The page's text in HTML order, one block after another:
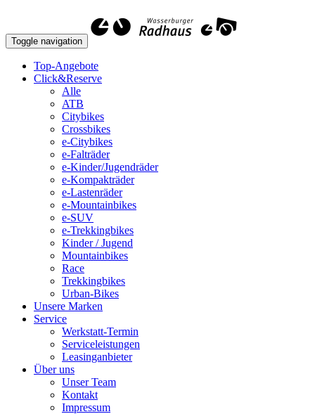
Toggle navigation
Top-Angebote
Click&Reserve
Alle
ATB
Citybikes
Crossbikes
e-Citybikes
e-Falträder
e-Kinder/Jugendräder
e-Kompakträder
e-Lastenräder
e-Mountainbikes
e-SUV
e-Trekkingbikes
Kinder / Jugend
Mountainbikes
Race
Trekkingbikes
Urban-Bikes
Unsere Marken
Service
Werkstatt-Termin
Serviceleistungen
Leasinganbieter
Über uns
Unser Team
Kontakt
Impressum